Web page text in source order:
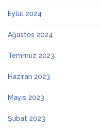
Eylül 2024
Ağustos 2024
Temmuz 2023
Haziran 2023
Mayıs 2023
Şubat 2023